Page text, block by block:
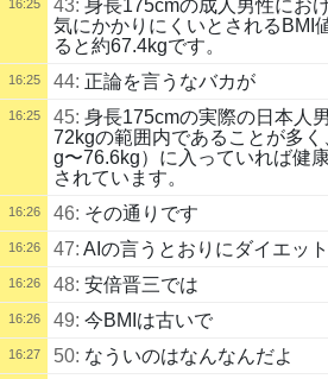
16:25 43: 身長175cmの成人男性にお
気にかかりにくいとされるBMI
ると約67.4kgです。
16:25 44: 正論を言うなバカが
16:25 45: 身長175cmの実際の日本人
72kgの範囲内であることが多
g〜76.6kg）に入っていれば健
されています。
16:26 46: その通りです
16:26 47: AIの言うとおりにダイエッ
16:26 48: 安倍晋三では
16:26 49: 今BMIは古いで
16:27 50: なういのはなんなんだよ